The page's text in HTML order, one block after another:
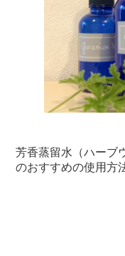
芳香蒸留水（ハーブ
のおすすめの使用方